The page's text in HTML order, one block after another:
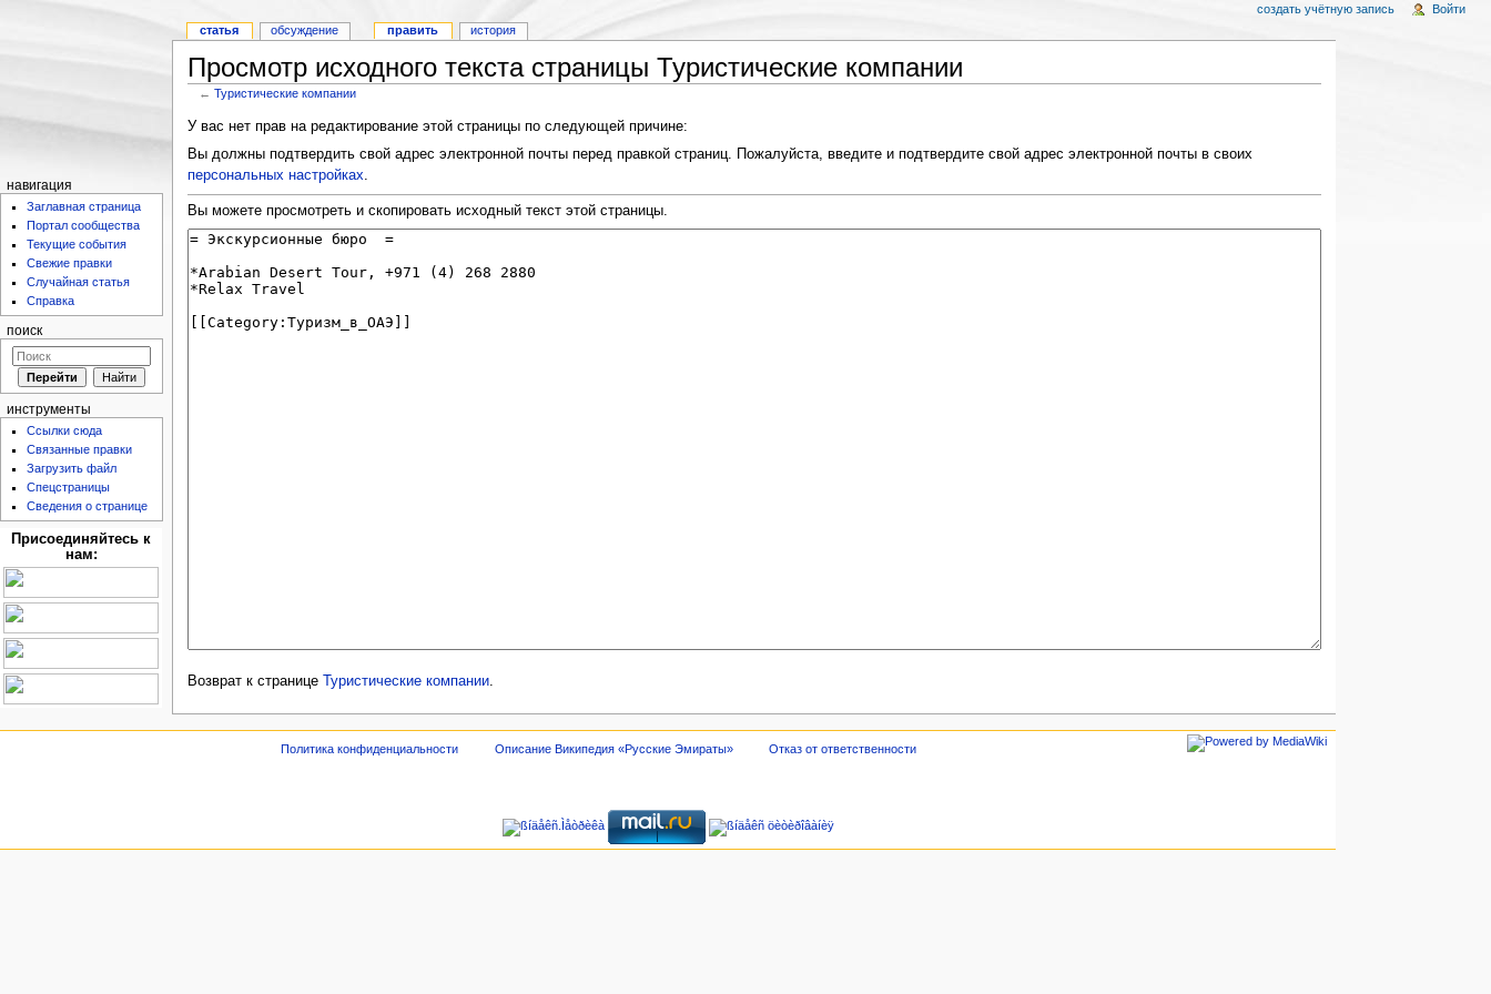
Просмотр исходного текста страницы Туристические компании
←Туристические компании
У вас нет прав на редактирование этой страницы по следующей причине:
Вы должны подтвердить свой адрес электронной почты перед правкой страниц. Пожалуйста, введите и подтвердите свой адрес электронной почты в своих
персональных настройках.
Вы можете просмотреть и скопировать исходный текст этой страницы.
Возврат к странице Туристические компании.
статья обсуждение править история
создать учётную запись Войти
навигация
Заглавная страница
Портал сообщества
Текущие события
Свежие правки
Случайная статья
Справка
поиск
инструменты
Ссылки сюда
Связанные правки
Загрузить файл
Спецстраницы
Сведения о странице
Присоединяйтесь к
нам:
Политика конфиденциальности Описание Википедия «Русские Эмираты» Отказ от ответственности